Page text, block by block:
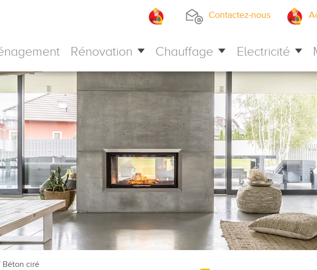
Contactez-nous
Rénovation Chauffage Electricité
Béton ciré